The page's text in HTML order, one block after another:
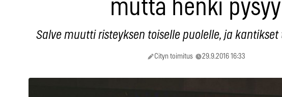
mutta henki pysyy
Salve muutti risteyksen toiselle puolelle, ja
Cityn toimitus 29.9.2016 16:33